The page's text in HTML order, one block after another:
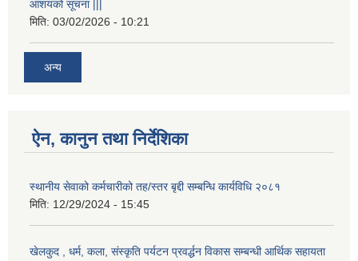
आशयको सूचना |||
मिति: 03/02/2026 - 10:21
अन्य
ऐन, कानुन तथा निर्देशिका
स्थानीय सेवाको कर्मचारीको तह/स्तर बृद्दी सम्बन्धि कार्यविधि २०८१
मिति: 12/29/2024 - 15:45
खेलकुद , धर्म, कला, संस्कृति पर्यटन प्रवर्द्धन विकास सम्बन्धी आर्थिक सहायता